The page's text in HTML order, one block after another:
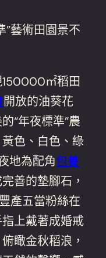
”藝術田園景不
150000㎡稻田
開放的油葵花
“年夜標準”農
色、白色、綠
地為配角包養
善的墊腳石，
產五當粉絲在
上戴著成婚戒
瞰金秋稻浪，